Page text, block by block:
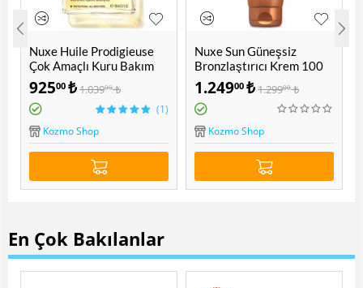
Nuxe Huile Prodigieuse
Çok Amaçlı Kuru Bakım
Yağı 100 ML
92500 ₺1.03999 ₺
(1)
Kozmo Shop
Nuxe Sun Güneşsiz
Bronzlaştırıcı Krem 100
ML
1.24900 ₺1.29900 ₺
Kozmo Shop
En Çok Bakılanlar